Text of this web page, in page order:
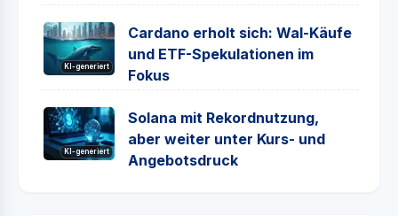
KI-generiert
Cardano erholt sich: Wal-Käufe
und ETF-Spekulationen im
Fokus
KI-generiert
Solana mit Rekordnutzung,
aber weiter unter Kurs- und
Angebotsdruck